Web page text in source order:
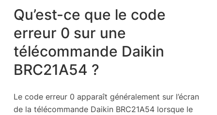
Qu’est-ce que le code
erreur 0 sur une
télécommande Daikin
BRC21A54 ?
Le code erreur 0 apparaît généralement sur l’écran
de la télécommande Daikin BRC21A54 lorsque le